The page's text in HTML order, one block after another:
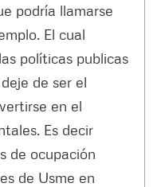
podría llamarse
El cual
políticas publicas
de ser el
en el
Es decir
de ocupación
de Usme en